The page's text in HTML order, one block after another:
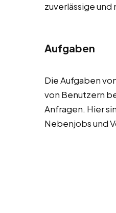
zuverlässige
Aufgaben
Die Aufgaben
von Benutzern
Anfragen. Hier
Nebenjobs und